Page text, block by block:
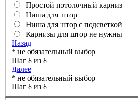
Простой потолочный карниз
Ниша для штор
Ниша для штор с подсветкой
Карнизы для штор не нужны
Назад
* не обязательный выбор
Шаг 8 из 8
Далее
* не обязательный выбор
Шаг 8 из 8